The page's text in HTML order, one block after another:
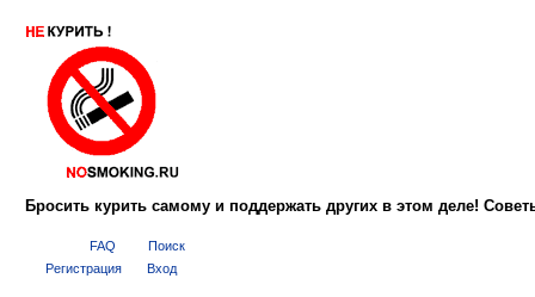
Бросить курить самому и поддержать других в этом деле!
FAQ
Поиск
Регистрация
Вход